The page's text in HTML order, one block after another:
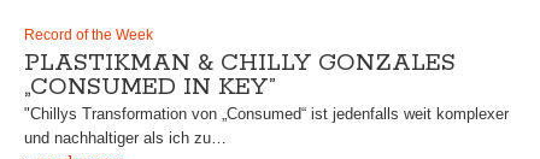
Record of the Week
PLASTIKMAN & CHILLY GONZALES
„CONSUMED IN KEY”
"Chillys Transformation von „Consumed“ ist jedenfalls weit komplexer
und nachhaltiger als ich zu…